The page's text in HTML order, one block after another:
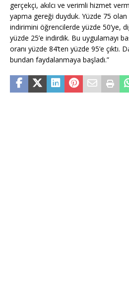
gerçekçi, akılcı ve verimli hizmet
yapma gereği duyduk. Yüzde 75
indirimini öğrencilerde yüzde 50’ye,
yüzde 25’e indirdik. Bu uygulamayı
oranı yüzde 84’ten yüzde 95’e çıktı.
bundan faydalanmaya başladı.”